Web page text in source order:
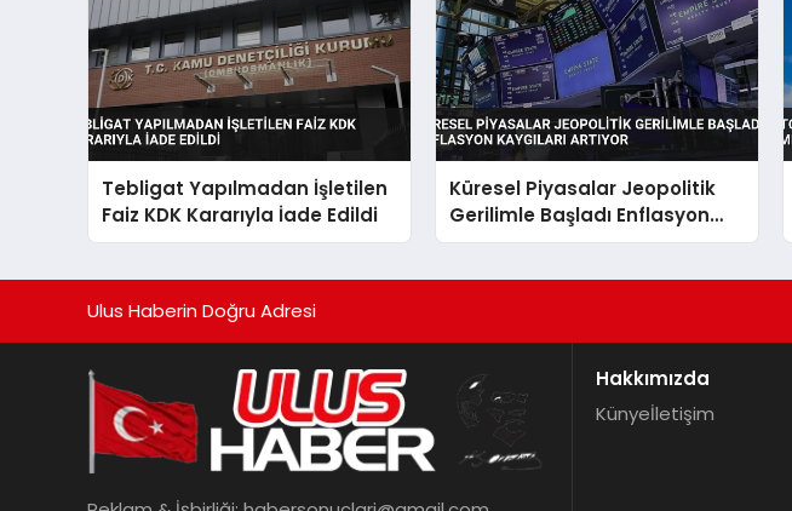
Tebligat Yapılmadan İşletilen
Faiz KDK Kararıyla İade Edildi
Küresel Piyasalar Jeopolitik
Gerilimle Başladı Enflasyon
Kaygıları Artıyor
Ulus Haberin Doğru Adresi
Hakkımızda
Künyeİletişim